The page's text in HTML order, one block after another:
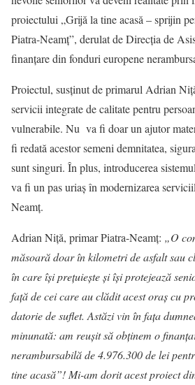
proiectului „Grijă la tine acasă – sprijin
Piatra-Neamţ”, derulat de Direcția de
finanțare din fonduri europene
Proiectul, susținut de primarul Adrian
servicii integrate de calitate pentru
vulnerabile. Nu va fi doar un ajutor
fi redată acestor semeni demnitatea,
sunt singuri. În plus, introducerea
va fi un pas uriaș în modernizarea
Neamț.
Adrian Niță, primar Piatra-Neamț: „O
măsoară doar în kilometri de asfalt sau
în care își prețuiește și își protejează
față de cei care au clădit acest oraș cu
datorie de suflet. Astăzi vin în fața
minunată: am reușit să obținem o
nerambursabilă de 4.976.300 de lei
tine acasă”! Mi-am dorit acest proiect